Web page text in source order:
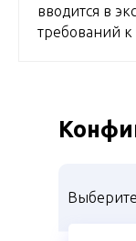
вводится в
требований